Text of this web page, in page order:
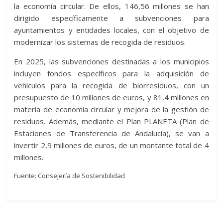
la economía circular. De ellos, 146,56 millones se han
dirigido específicamente a subvenciones para
ayuntamientos y entidades locales, con el objetivo de
modernizar los sistemas de recogida de residuos.
En 2025, las subvenciones destinadas a los municipios
incluyen fondos específicos para la adquisición de
vehículos para la recogida de biorresiduos, con un
presupuesto de 10 millones de euros, y 81,4 millones en
materia de economía circular y mejora de la gestión de
residuos. Además, mediante el Plan PLANETA (Plan de
Estaciones de Transferencia de Andalucía), se van a
invertir 2,9 millones de euros, de un montante total de 4
millones.
Fuente: Consejería de Sostenibilidad